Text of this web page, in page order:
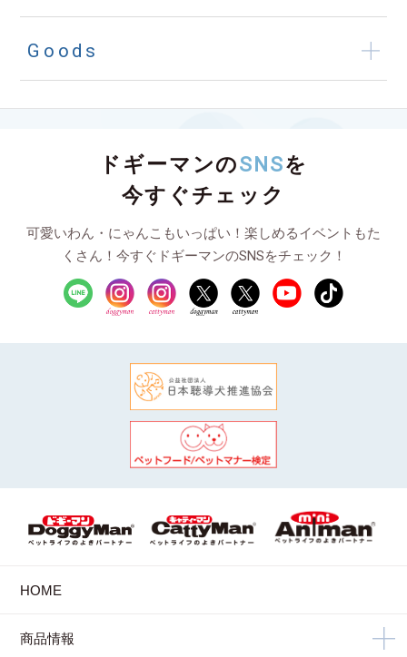
Goods
ドギーマンのSNSを
今すぐチェック
可愛いわん・にゃんこもいっぱい！楽しめるイベントもた
くさん！今すぐドギーマンのSNSをチェック！
HOME
商品情報